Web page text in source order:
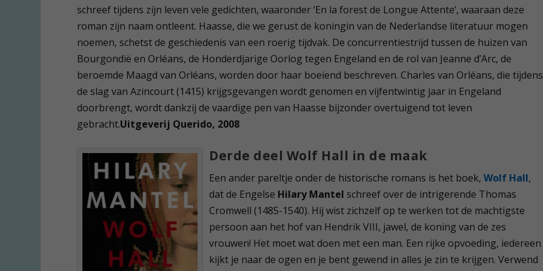
schreef tijdens zijn leven vele gedichten, waaronder ‘En la forest de Longue Attente’, waaraan deze
roman zijn naam ontleent. Haasse, die we gerust de koningin van de Nederlandse literatuur mogen
noemen, schetst de geschiedenis van een roerig tijdvak. De concurrentiestrijd tussen de huizen van
Bourgondië en Orléans, de Honderdjarige Oorlog tegen Engeland en de rol van Jeanne d’Arc, de
beroemde Maagd van Orléans, worden door haar boeiend beschreven. Charles van Orléans, die tijdens
de slag van Azincourt (1415) krijgsgevangen wordt genomen en vijfentwintig jaar in Engeland
doorbrengt, wordt dankzij de vaardige pen van Haasse bijzonder overtuigend tot leven
gebracht.Uitgeverij Querido, 2008
Derde deel Wolf Hall in de maak
Een ander pareltje onder de historische romans is het boek,Wolf Hall,
dat de Engelse Hilary Mantel schreef over de intrigerende Thomas
Cromwell (1485-1540). Hij wist zichzelf op te werken tot de machtigste
persoon aan het hof van Hendrik VIII, jawel, de koning van de zes
vrouwen! Het moet wat doen met een man. Een rijke opvoeding, iedereen
kijkt je naar de ogen en je bent gewend in alles je zin te krijgen. Verwend